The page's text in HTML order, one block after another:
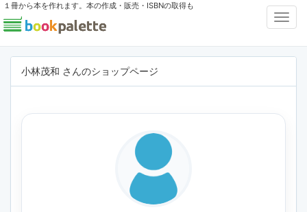
１冊から本を作れます。本の作成・販売・ISBNの取得も
小林茂和 さんのショップページ